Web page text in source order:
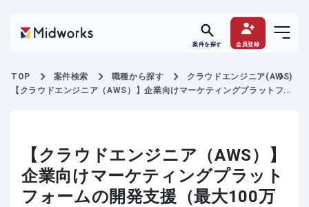
案件を探す 会員登録
TOP 案件検索 職種から探す
クラウドエンジニア(AWS)
【クラウドエンジニア（AWS）】企業向けマーケティングプラットフォ
【クラウドエンジニア（AWS）】
企業向けマーケティングプラット
フォームの開発支援（最大100万